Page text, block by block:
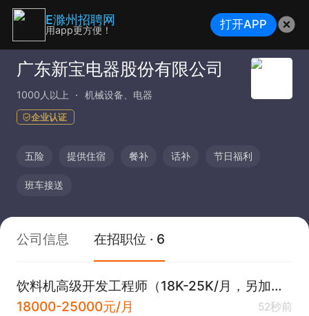
广东新宝电器股份有限公司
1000人以上 机械设备、电器
企业认证
五险 提供住宿 餐补 话补 节日福利
班车接送
公司信息 在招职位 · 6
饮料机高级开发工程师（18K-25K/月，另加项目奖金）
18000-25000元/月
52秒前
E滁州招聘网
用app更方便！ 打开APP